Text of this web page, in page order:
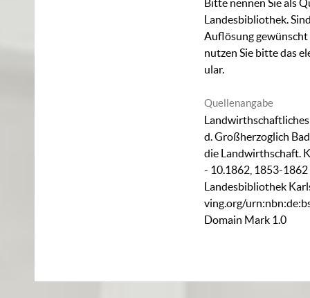
Bitte nennen Sie als
Landesbibliothek.
Auflösung
nutzen Sie bitte das
ular.
Quellenangabe
d. Großherzoglich
die Landwirthschaft.
- 10.1862, 1853-1862
Landesbibliothek
ving.org/
Domain Mark 1.0